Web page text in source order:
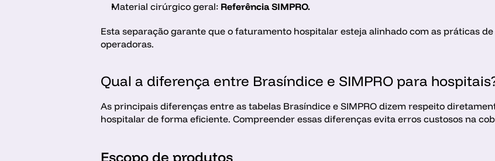
Material cirúrgico geral: Referência SIMPRO.
Esta separação garante que o faturamento hospitalar esteja alinhado com as práticas
operadoras.
Qual a diferença entre Brasíndice e SIMPRO para
As principais diferenças entre as tabelas Brasíndice e SIMPRO dizem respeito
hospitalar de forma eficiente. Compreender essas diferenças evita erros custosos na
Escopo de produtos